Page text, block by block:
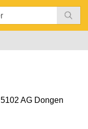
5102 AG Dongen